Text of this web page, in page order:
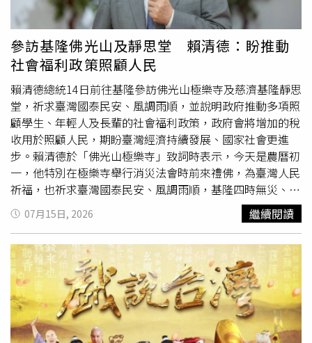
周俊吉擔任台灣上市櫃公司協會理事長任內推動的重要項目
之一。適逢任期即將屆滿，他也分享信義企業集團長期秉持
「先義後利」的理念，與上市櫃企業共勉，唯有兼顧誠信、
人才培育與社會責任，才能創造長遠價值。台灣上市櫃公司
協會首屆「東方領袖人物」出爐，宏碁創辦人施振榮（前排
右四）獲獎，賴清德總統（前排右五）出席頒獎。合照者前
排左一起宏碁集團共同創辦人黃少華、桃園市長張善政、潘
文淵文教基金會董事長史欽泰、上市櫃公司協會理事長暨信
義企業集團創辦人周俊吉、賴清德總統、宏碁創辦人伉儷施
振榮與葉紫華、台灣評鑑協會名譽理事長許士軍、公益平台
文化基金會董事長嚴長壽。合照者後排左一起上市櫃公司協
會榮譽理事長蔡榮騰、上市櫃公司協會榮譽理事長黃偉祥、
上市櫃公司協會副理事長曾銘宗、上市櫃公司協會副理事長
賴杉桂、上市櫃公司協會秘書長施明豪、緯創資通董事長林
憲銘、宏碁集團共同創辦人邰中和、陽明交通大學校長林奇
宏、宏碁集團董事長陳俊聖、和碩聯合科技董事長童子賢、
佳世達科技董事長陳其宏。
並活化 長壽基因以抑制神經毒性，達到預防阿茲海默症的作
用。同時，可可多酚能增加腦源性神經滋養因子並提升腦部
血流與含氧量；功能性磁振造影（fMRI）研究已證實，年輕
受試者在攝取可可3小時後，大腦灰質血流量有顯著增加。
對於深受腸胃問題困擾的族群，科提斯揭示，補充可可多酚
能幫助腸道內的乳酸桿菌與雙歧桿菌等益生菌增殖，進而活
化調節型T細胞，產生抗發炎的細胞激素。在動物實驗中，
可可多酚已證實能有效減緩結腸炎引起的腸道縮短與發炎，
甚至有醫學文獻建議，可將多酚成分引入發炎性腸道疾病患
者的管灌營養配方中。在體重控制上，科提斯也指出，可可
多酚能活化特定受體，抑制體內脂肪酸合成並促進產熱，進
而減少脂肪生成、促進脂肪分解並改善胰島素阻抗。更有趣
的是，國外研究發現，肥胖或過重族群甚至只要「聞到」黑
巧克力的香氣，就能促使體內飢餓素分泌下降，達到抑制食
慾、降低飢餓感的神奇效果。最後，科提斯提醒，可可多酚
雖然對心血管、大腦與腸道健康益處多，但民眾切勿為了追
求健康而盲目暴飲暴食；在研究中所使用的多酚劑量，若單
靠食用黑巧克力恐需攝取極大份量，反而可能吃進過多熱
量。因此科提斯建議，將純度高（如95%）的黑巧克力定位
為「健康替代零嘴」，在嘴饞時適量享用，就能在滿足口腹
之慾的同時，輕鬆為身體提升防護力。
參訪基隆佛光山及靜思堂 賴清德：盼推動
社會福利政策照顧人民
賴清德總統14日前往基隆參訪佛光山極樂寺及慈濟基隆靜思
堂，祈求臺灣國泰民安、風調雨順，並說明政府推動多項照
顧學生、年輕人及長輩的社會福利政策，政府會將增加的稅
收用於照顧人民，期盼臺灣經濟持續發展、國家社會更進
步。賴清德於「佛光山極樂寺」致詞時表示，今天是農曆初
一，他特別在極樂寺舉行消災法會時前來禮佛，為臺灣人民
祈福，也祈求臺灣國泰民安、風調雨順，基隆四時無災、八
節有慶，大家都能闔家平安。賴清德指出，佛光山星雲大師
一生致力推動人間佛教，並在文化、教育、慈善及社會服務
等領域奉獻良多。極樂寺秉持星雲大師精神，不僅熱心公
益、護持佛法及宣揚佛教，也成為基隆市民不分年齡、男女
老幼都能前來禮佛、共修及參與公益的重要場所，將佛教精
神落實於日常生活，令人敬佩。賴清德提到，過去擔任臺南
市長期間經常前往佛光山南台別院禮佛祈福，並曾在一次全
國性活動時有幸面見星雲大師，當時星雲大師特別以「四
給」──「給人信心、給人歡喜、給人希望、給人方便」勉
07月15日, 2026 繼續閱讀